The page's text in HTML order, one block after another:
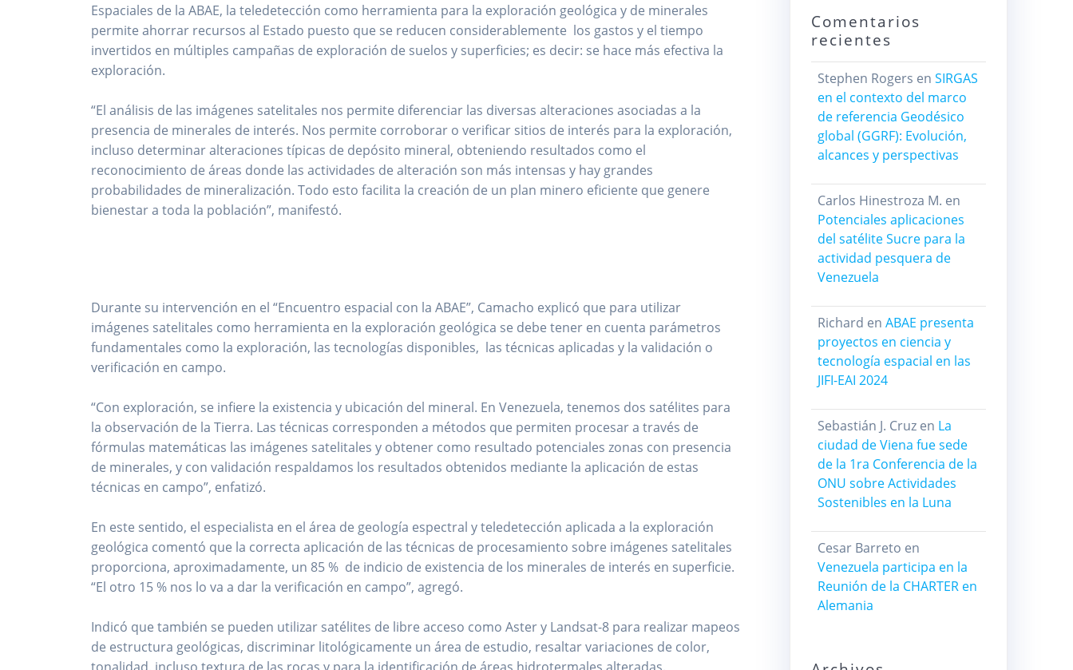
Espaciales de la ABAE, la teledetección como herramienta para la exploración geológica y de minerales
permite ahorrar recursos al Estado puesto que se reducen considerablemente los gastos y el tiempo
invertidos en múltiples campañas de exploración de suelos y superficies; es decir: se hace más efectiva la
exploración.
“El análisis de las imágenes satelitales nos permite diferenciar las diversas alteraciones asociadas a la
presencia de minerales de interés. Nos permite corroborar o verificar sitios de interés para la exploración,
incluso determinar alteraciones típicas de depósito mineral, obteniendo resultados como el
reconocimiento de áreas donde las actividades de alteración son más intensas y hay grandes
probabilidades de mineralización. Todo esto facilita la creación de un plan minero eficiente que genere
bienestar a toda la población”, manifestó.
Durante su intervención en el “Encuentro espacial con la ABAE”, Camacho explicó que para utilizar
imágenes satelitales como herramienta en la exploración geológica se debe tener en cuenta parámetros
fundamentales como la exploración, las tecnologías disponibles, las técnicas aplicadas y la validación o
verificación en campo.
“Con exploración, se infiere la existencia y ubicación del mineral. En Venezuela, tenemos dos satélites para
la observación de la Tierra. Las técnicas corresponden a métodos que permiten procesar a través de
fórmulas matemáticas las imágenes satelitales y obtener como resultado potenciales zonas con presencia
de minerales, y con validación respaldamos los resultados obtenidos mediante la aplicación de estas
técnicas en campo”, enfatizó.
En este sentido, el especialista en el área de geología espectral y teledetección aplicada a la exploración
geológica comentó que la correcta aplicación de las técnicas de procesamiento sobre imágenes satelitales
proporciona, aproximadamente, un 85 % de indicio de existencia de los minerales de interés en superficie.
“El otro 15 % nos lo va a dar la verificación en campo”, agregó.
Indicó que también se pueden utilizar satélites de libre acceso como Aster y Landsat-8 para realizar mapeos
de estructura geológicas, discriminar litológicamente un área de estudio, resaltar variaciones de color,
Comentarios
recientes
Stephen Rogers en SIRGAS
en el contexto del marco
de referencia Geodésico
global (GGRF): Evolución,
alcances y perspectivas
Carlos Hinestroza M. en
Potenciales aplicaciones
del satélite Sucre para la
actividad pesquera de
Venezuela
Richard en ABAE presenta
proyectos en ciencia y
tecnología espacial en las
JIFI-EAI 2024
Sebastián J. Cruzen La
ciudad de Viena fue sede
de la 1ra Conferencia de la
ONU sobre Actividades
Sostenibles en la Luna
Cesar Barreto en
Venezuela participa en la
Reunión de la CHARTER en
Alemania